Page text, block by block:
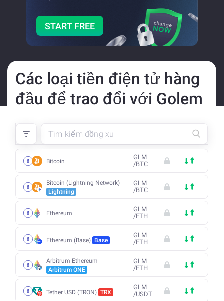
START FREE
Các loại tiền điện tử hàng
đầu để trao đổi với Golem
Bitcoin
GLM
/BTC
Bitcoin (Lightning Network)
Lightning
GLM
/BTC
Ethereum
GLM
/ETH
Ethereum (Base) Base
GLM
/ETH
Arbitrum Ethereum
Arbitrum ONE
GLM
/ETH
Tether USD (TRON) TRX
GLM
/USDT